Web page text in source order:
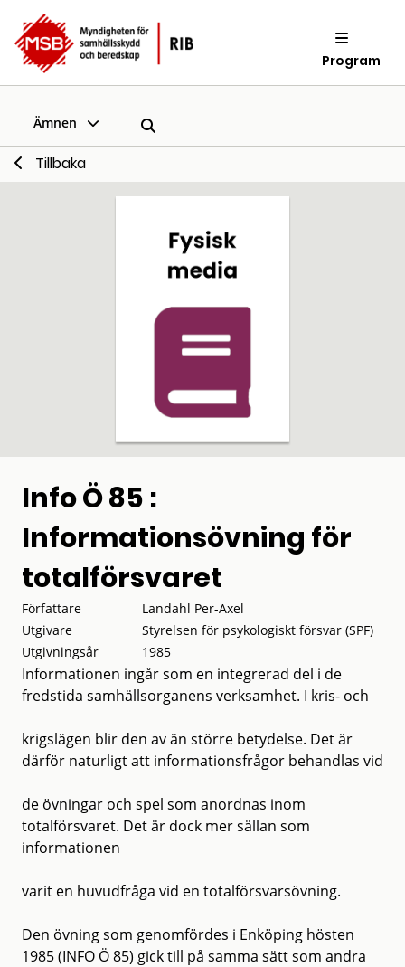
Program
Ämnen
Tillbaka
Info Ö 85 :
Informationsövning för
totalförsvaret
Författare
Landahl Per-Axel
Utgivare
Styrelsen för psykologiskt försvar (SPF)
Utgivningsår
1985
Informationen ingår som en integrerad del i de
fredstida samhällsorganens verksamhet. I kris- och
krigslägen blir den av än större betydelse. Det är
därför naturligt att informationsfrågor behandlas vid
de övningar och spel som anordnas inom
totalförsvaret. Det är dock mer sällan som
informationen
varit en huvudfråga vid en totalförsvarsövning.
Den övning som genomfördes i Enköping hösten
1985 (INFO Ö 85) gick till på samma sätt som andra